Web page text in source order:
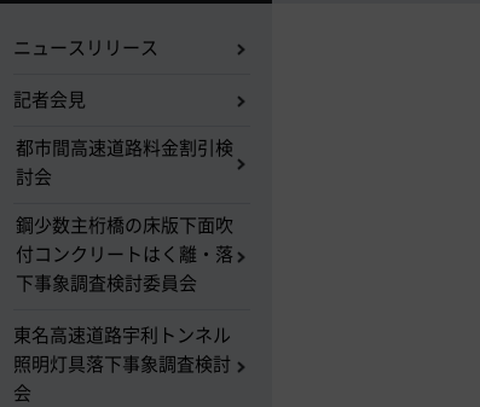
ニュースリリース
記者会見
都市間高速道路料金割引検
討会
鋼少数主桁橋の床版下面吹
付コンクリートはく離・落
下事象調査検討委員会
東名高速道路宇利トンネル
照明灯具落下事象調査検討
会